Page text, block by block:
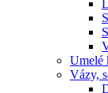
Umelé
Vázy,